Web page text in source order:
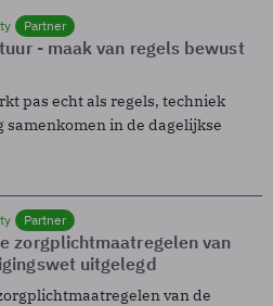
Partner
- maak van regels bewust
pas echt als regels, techniek
samenkomen in de dagelijkse
Partner
zorgplichtmaatregelen van
uitgelegd
van de